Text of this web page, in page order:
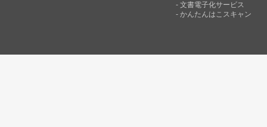
- 文書電子化サービス
- かんたんはこスキャン